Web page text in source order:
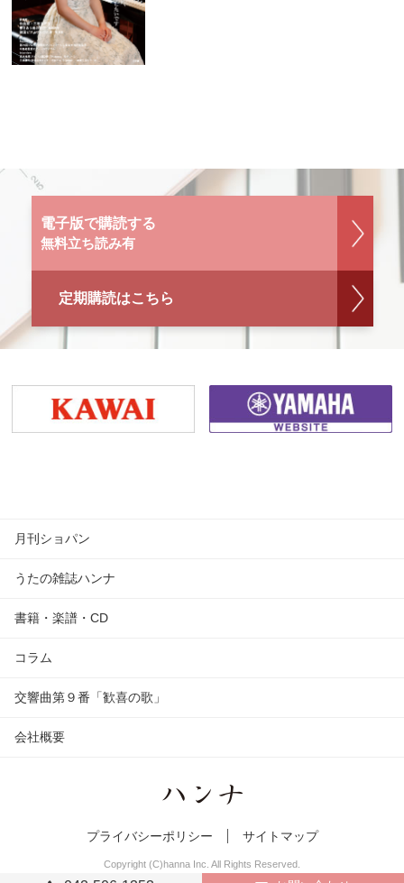
電子版で購読する
無料立ち読み有
定期購読はこちら
月刊ショパン
うたの雑誌ハンナ
書籍・楽譜・CD
コラム
交響曲第９番「歓喜の歌」
会社概要
プライバシーポリシー サイトマップ
Copyright (C)hanna Inc. All Rights Reserved.